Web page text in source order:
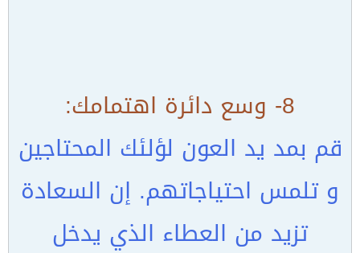
8- وسع دائرة اهتمامك:
قم بمد يد العون لؤلئك المحتاجين
و تلمس احتياجاتهم. إن السعادة
تزيد من العطاء الذي يدخل